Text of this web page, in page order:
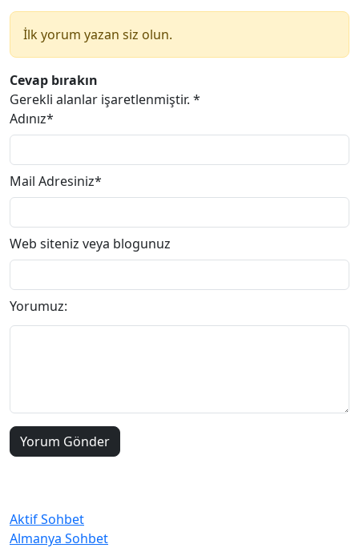
İlk yorum yazan siz olun.
Cevap bırakın
Gerekli alanlar işaretlenmiştir. *
Adınız*
Mail Adresiniz*
Web siteniz veya blogunuz
Yorumuz:
Aktif Sohbet
Almanya Sohbet